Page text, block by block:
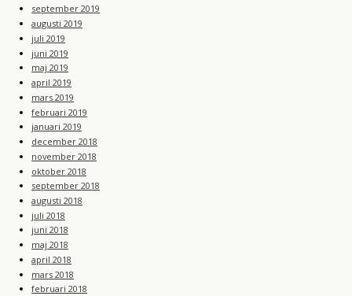
september 2019
augusti 2019
juli 2019
juni 2019
maj 2019
april 2019
mars 2019
februari 2019
januari 2019
december 2018
november 2018
oktober 2018
september 2018
augusti 2018
juli 2018
juni 2018
maj 2018
april 2018
mars 2018
februari 2018